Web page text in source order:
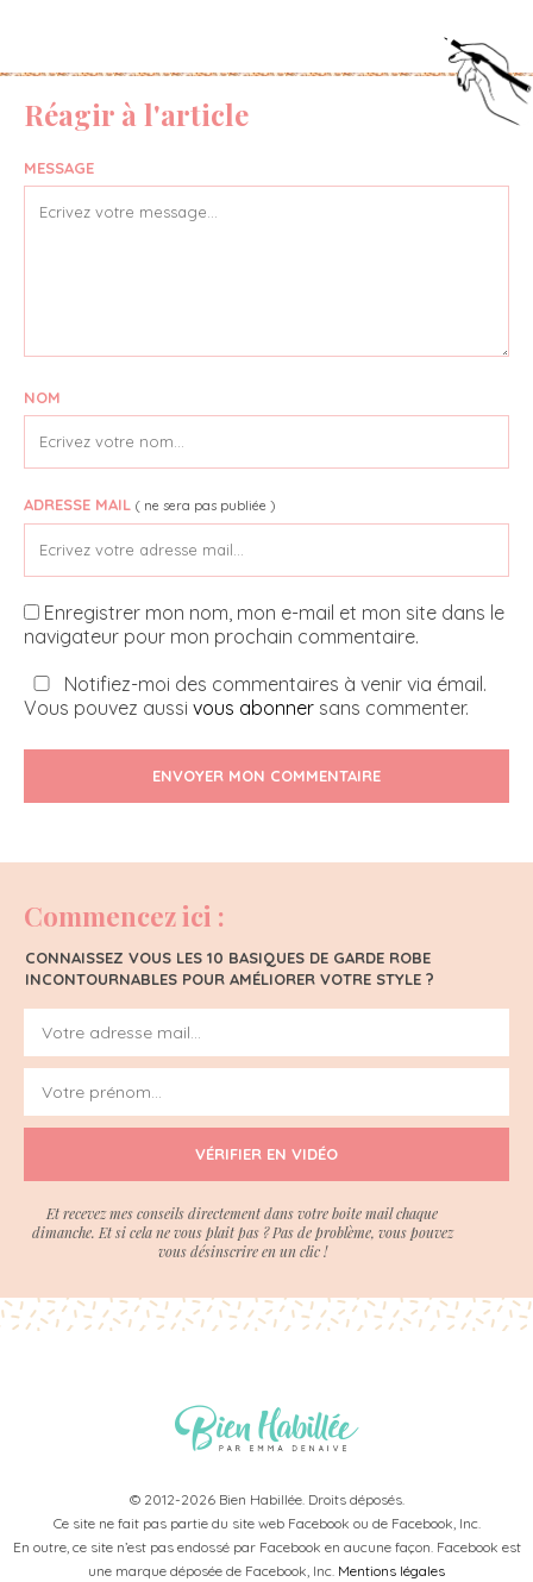
Réagir à l'article
MESSAGE
NOM
ADRESSE MAIL ( ne sera pas publiée )
Enregistrer mon nom, mon e-mail et mon site dans le
navigateur pour mon prochain commentaire.
Notifiez-moi des commentaires à venir via émail.
Vous pouvez aussi vous abonner sans commenter.
ENVOYER MON COMMENTAIRE
Commencez ici :
CONNAISSEZ VOUS LES 10 BASIQUES DE GARDE ROBE
INCONTOURNABLES POUR AMÉLIORER VOTRE STYLE ?
VÉRIFIER EN VIDÉO
Et recevez mes conseils directement dans votre boite mail chaque
dimanche. Et si cela ne vous plait pas ? Pas de problème, vous pouvez
vous désinscrire en un clic !
© 2012-2026 Bien Habillée. Droits déposés.
Ce site ne fait pas partie du site web Facebook ou de Facebook, Inc.
En outre, ce site n’est pas endossé par Facebook en aucune façon. Facebook est
une marque déposée de Facebook, Inc. Mentions légales